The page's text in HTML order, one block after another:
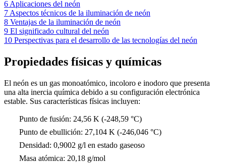
6 Aplicaciones del neón
7 Aspectos técnicos de la iluminación de neón
8 Ventajas de la iluminación de neón
9 El significado cultural del neón
10 Perspectivas para el desarrollo de las tecnologías del neón
Propiedades físicas y químicas
El neón es un gas monoatómico, incoloro e inodoro que presenta
una alta inercia química debido a su configuración electrónica
estable. Sus características físicas incluyen:
Punto de fusión: 24,56 K (-248,59 °C)
Punto de ebullición: 27,104 K (-246,046 °C)
Densidad: 0,9002 g/l en estado gaseoso
Masa atómica: 20,18 g/mol